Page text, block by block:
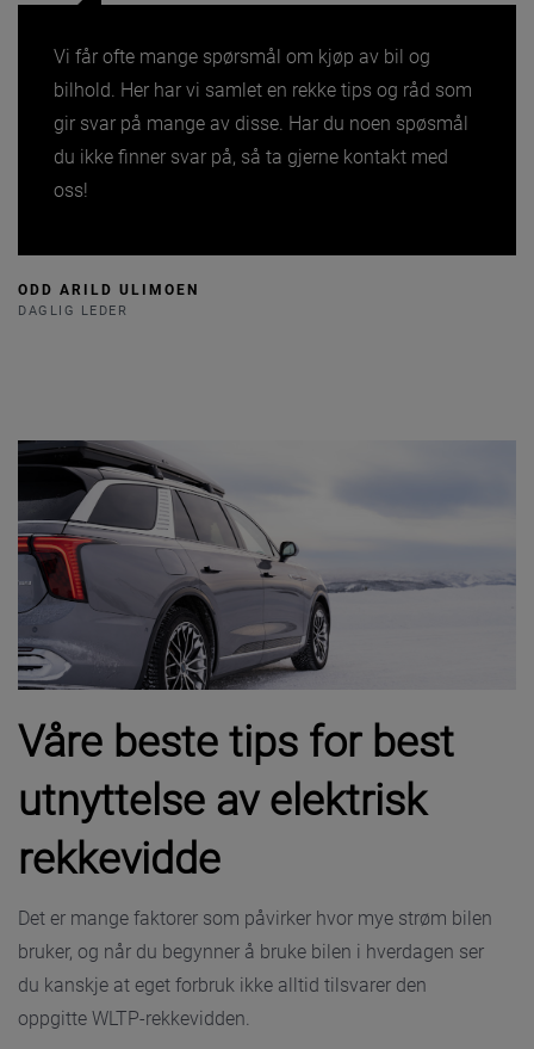
Vi får ofte mange spørsmål om kjøp av bil og
bilhold. Her har vi samlet en rekke tips og råd som
gir svar på mange av disse. Har du noen spøsmål
du ikke finner svar på, så ta gjerne kontakt med
oss!
ODD ARILD ULIMOEN
DAGLIG LEDER
Våre beste tips for best
utnyttelse av elektrisk
rekkevidde
Det er mange faktorer som påvirker hvor mye strøm bilen
bruker, og når du begynner å bruke bilen i hverdagen ser
du kanskje at eget forbruk ikke alltid tilsvarer den
oppgitte WLTP-rekkevidden.